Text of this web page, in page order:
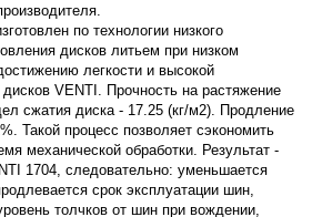
по технологии низкого
дисков литьем при низком
легкости и высокой
VENTI. Прочность на растяжение
сжатия диска - 17.25 (кг/м2). Продление
Такой процесс позволяет сэкономить
механической обработки. Результат -
1704, следовательно: уменьшается
срок эксплуатации шин,
толчков от шин при вождении,